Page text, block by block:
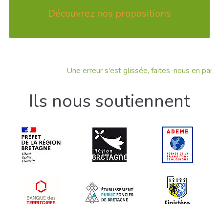
Découvrez nos propositions
Une erreur s'est glissée, faites-nous en part !
Ils nous soutiennent